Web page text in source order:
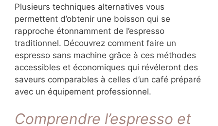
Plusieurs techniques alternatives vous
permettent d’obtenir une boisson qui se
rapproche étonnamment de l’espresso
traditionnel. Découvrez comment faire un
espresso sans machine grâce à ces méthodes
accessibles et économiques qui révéleront des
saveurs comparables à celles d’un café préparé
avec un équipement professionnel.
Comprendre l’espresso et